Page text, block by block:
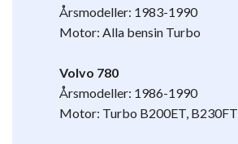
Årsmodeller: 1983-1990
Motor: Alla bensin Turbo
Volvo 780
Årsmodeller: 1986-1990
Motor: Turbo B200ET, B230FT